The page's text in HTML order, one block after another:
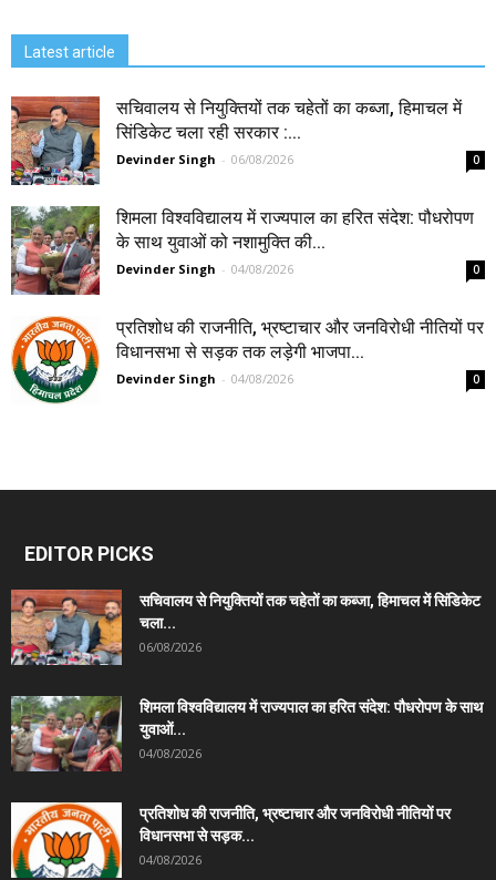
Latest article
सचिवालय से नियुक्तियों तक चहेतों का कब्जा, हिमाचल में
सिंडिकेट चला रही सरकार :...
Devinder Singh - 06/08/2026 0
शिमला विश्वविद्यालय में राज्यपाल का हरित संदेश: पौधरोपण
के साथ युवाओं को नशामुक्ति की...
Devinder Singh - 04/08/2026 0
प्रतिशोध की राजनीति, भ्रष्टाचार और जनविरोधी नीतियों पर
विधानसभा से सड़क तक लड़ेगी भाजपा...
Devinder Singh - 04/08/2026 0
EDITOR PICKS
सचिवालय से नियुक्तियों तक चहेतों का कब्जा, हिमाचल में सिंडिकेट
चला...
06/08/2026
शिमला विश्वविद्यालय में राज्यपाल का हरित संदेश: पौधरोपण के साथ
युवाओं...
04/08/2026
प्रतिशोध की राजनीति, भ्रष्टाचार और जनविरोधी नीतियों पर
विधानसभा से सड़क...
04/08/2026